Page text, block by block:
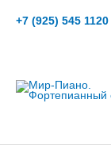
+7 (925) 545 1120